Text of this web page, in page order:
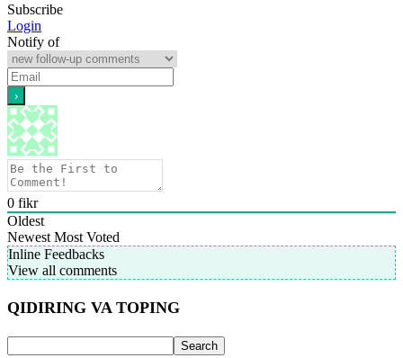
Subscribe
Login
Notify of
0 fikr
Oldest
Newest Most Voted
Inline Feedbacks
View all comments
QIDIRING VA TOPING